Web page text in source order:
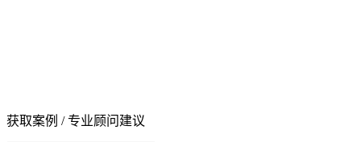
获取案例 / 专业顾问建议